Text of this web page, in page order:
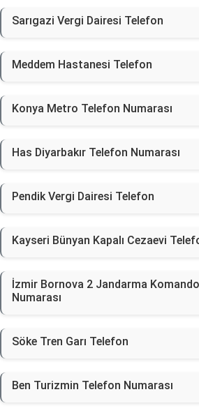
Sarıgazi Vergi Dairesi Telefon
Meddem Hastanesi Telefon
Konya Metro Telefon Numarası
Has Diyarbakır Telefon Numarası
Pendik Vergi Dairesi Telefon
Kayseri Bünyan Kapalı Cezaevi
İzmir Bornova 2 Jandarma
Numarası
Söke Tren Garı Telefon
Ben Turizmin Telefon Numarası